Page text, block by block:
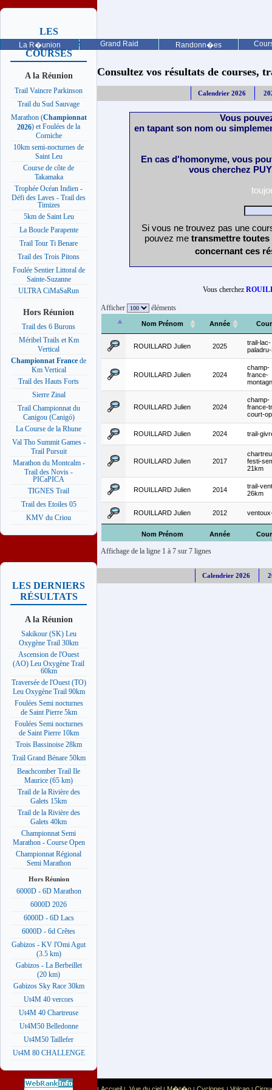
La R�union Grand Raid Randonn�es
LES
PROCHAINES
COURSES
A la Réunion
Trail Vaincre Parkinson
Trail du Sud Sauvage
Marathon (Championnat
2026) et Foulées de la
Corniche
10km semi-nocturnes de
Saint Leu
Course de côte de
Takamaka
Trophée Océan Indien -
Défi des Laves - Trail des
Timizes
5km de Saint Leu
La Boucle Parapente
Trail Tour Ti Benare
Trail des Trois Pitons
Foulée Sentier Littoral de
Sainte-Suzanne
ULTRA CiMaSaRun
Hors Réunion
Trail des 6 Burons
Méribel Trails et Km
Vertical
Championnat France de
Km Vertical
Trail des Hauts Forts
Sierre Zinal
Trail Championnat du
Canigou (Canigó)
La Course de la Rhune
Val Tho Summit Games -
Trail Pursuit
Marathon du Montcalm -
Trail des Novis -
PICaPICA
TIGNES Trail
Trail des Etoiles 05
KMV du Criou
LES DERNIERS
RÉSULTATS
A la Réunion
Sakikour (SK) Leu
Oxygène Trail 30km
Ascension de l'Ouest
(AO) Leu Oxygène Trail
60km
Traversée de l'Ouest (TO)
Leu Oxygène Trail 90km
Foulées Semi nocturnes
de Saint Pierre 5km
Foulées Semi nocturnes
de Saint Pierre 10km
Trois Bassinoise 28km
Trail Grand Bénare 50km
Beachcomber Trail Ile
Maurice (65 km)
Trail de la Rivière des
Galets 15km
Trail de la Rivière des
Galets 40km
Championnat Semi
Marathon - Course Open
Championnat Régional
Semi Marathon
Hors Réunion
6000D - 6D Marathon
6000D 2026
6000D - 6D Lacs
6000D - 6d Crêtes
Gabizos - KV l'Omi Agut
(3.5 km)
Gabizos - La Berbeillet
(20 km)
Gabizos Sky Race 30km
Ut4M 40 vercors
Ut4M 40 Chartreuse
Ut4M50 Belledonne
Ut4M50 Taillefer
Ut4M 80 CHALLENGE
Consultez vos résultats de courses,
Calendrier 2026
Vous
en tapant son nom ou
En cas d'homonyme, vous
vous cherchez
Si vous ne trouvez pas une
pouvez me transmettre
concernant ces
Vous cherchez
Afficher éléments
Nom Prénom Année
Nom Prénom Année
ROUILLARD Julien 2025
trail-lac-
ROUILLARD Julien 2024
champ-
france-
ROUILLARD Julien 2024
champ-
france-
court-
ROUILLARD Julien 2024 trail-
ROUILLARD Julien 2017
festi-
21km
ROUILLARD Julien 2014
trail-
26km
ROUILLARD Julien 2012
Affichage de la ligne 1 à 7 sur 7 lignes
Calendrier 2026